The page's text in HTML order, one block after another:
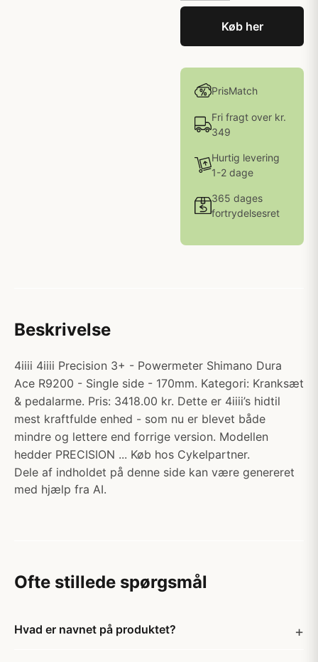
Køb her
PrisMatch
Fri fragt over kr.
349
Hurtig levering
1-2 dage
365 dages
fortrydelsesret
Beskrivelse
4iiii 4iiii Precision 3+ - Powermeter Shimano Dura
Ace R9200 - Single side - 170mm. Kategori: Kranksæt
& pedalarme. Pris: 3418.00 kr. Dette er 4iiii’s hidtil
mest kraftfulde enhed - som nu er blevet både
mindre og lettere end forrige version. Modellen
hedder PRECISION ... Køb hos Cykelpartner.
Dele af indholdet på denne side kan være genereret
med hjælp fra AI.
Ofte stillede spørgsmål
Hvad er navnet på produktet?